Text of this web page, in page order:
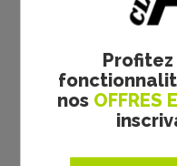
nos OFFRES